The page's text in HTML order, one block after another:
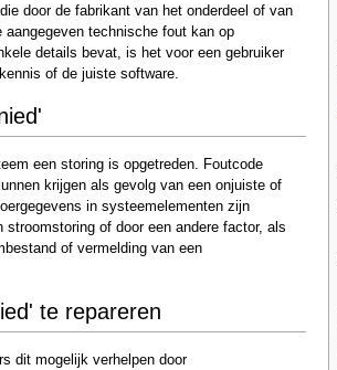
door de fabrikant van het onderdeel of van
technische fout kan op
details bevat, is het voor een gebruiker
of de juiste software.
een storing is opgetreden. Foutcode
krijgen als gevolg van een onjuiste of
in systeemelementen zijn
of door een andere factor, als
of vermelding van een
te repareren
dit mogelijk verhelpen door